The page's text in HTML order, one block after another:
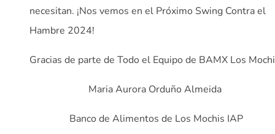
necesitan. ¡Nos vemos en el Próximo Swing Contra el
Hambre 2024!
Gracias de parte de Todo el Equipo de BAMX Los
Maria Aurora Orduño Almeida
Banco de Alimentos de Los Mochis IAP